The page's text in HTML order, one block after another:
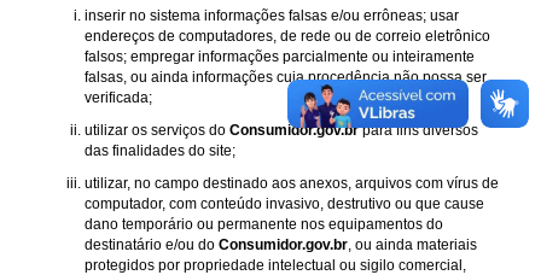
inserir no sistema informações falsas e/ou errôneas; usar
endereços de computadores, de rede ou de correio eletrônico
falsos; empregar informações parcialmente ou inteiramente
falsas, ou ainda informações cuja procedência não possa ser
verificada;
utilizar os serviços do Consumidor.gov.brpara fins diversos
das finalidades do site;
utilizar, no campo destinado aos anexos, arquivos com vírus de
computador, com conteúdo invasivo, destrutivo ou que cause
dano temporário ou permanente nos equipamentos do
destinatário e/ou do Consumidor.gov.br , ou ainda materiais
protegidos por propriedade intelectual ou sigilo comercial,